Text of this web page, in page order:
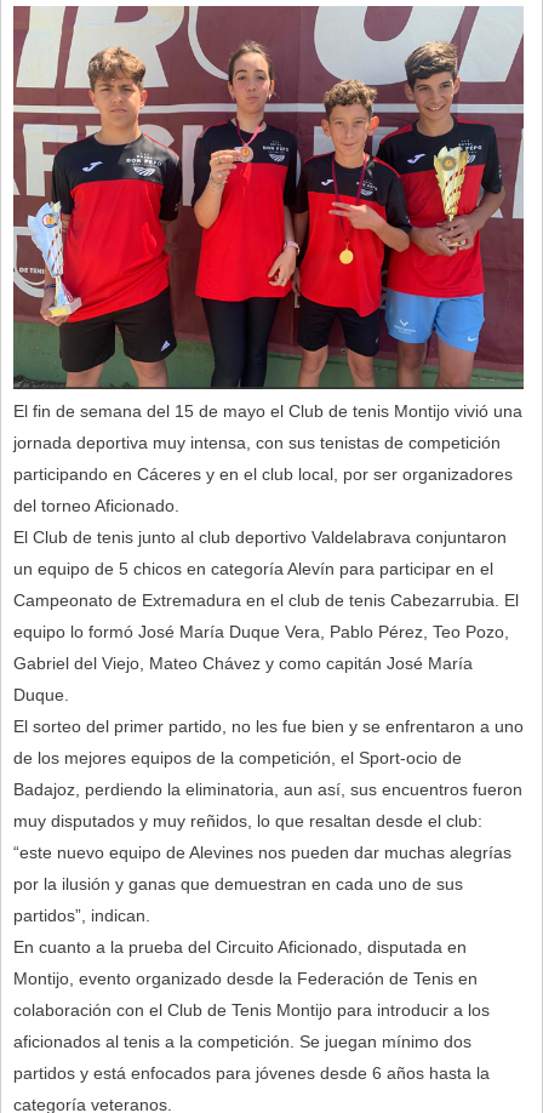
El fin de semana del 15 de mayo el Club de tenis Montijo vivió una
jornada deportiva muy intensa, con sus tenistas de competición
participando en Cáceres y en el club local, por ser organizadores
del torneo Aficionado.
El Club de tenis junto al club deportivo Valdelabrava conjuntaron
un equipo de 5 chicos en categoría Alevín para participar en el
Campeonato de Extremadura en el club de tenis Cabezarrubia. El
equipo lo formó José María Duque Vera, Pablo Pérez, Teo Pozo,
Gabriel del Viejo, Mateo Chávez y como capitán José María
Duque.
El sorteo del primer partido, no les fue bien y se enfrentaron a uno
de los mejores equipos de la competición, el Sport-ocio de
Badajoz, perdiendo la eliminatoria, aun así, sus encuentros fueron
muy disputados y muy reñidos, lo que resaltan desde el club:
“este nuevo equipo de Alevines nos pueden dar muchas alegrías
por la ilusión y ganas que demuestran en cada uno de sus
partidos”, indican.
En cuanto a la prueba del Circuito Aficionado, disputada en
Montijo, evento organizado desde la Federación de Tenis en
colaboración con el Club de Tenis Montijo para introducir a los
aficionados al tenis a la competición. Se juegan mínimo dos
partidos y está enfocados para jóvenes desde 6 años hasta la
categoría veteranos.